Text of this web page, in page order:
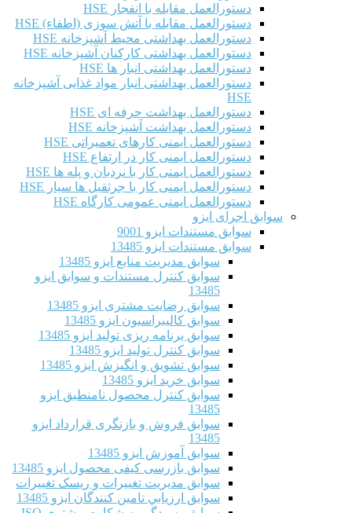
دستورالعمل مقابله با انفجار HSE
دستورالعمل مقابله با آتش سوزی (اطفاء) HSE
دستورالعمل بهداشتی محیط آشپزخانه HSE
دستورالعمل بهداشتی کارکنان آشپزخانه HSE
دستورالعمل بهداشتی انبار ها HSE
دستورالعمل بهداشتی انبار مواد غذایی آشپزخانه
HSE
دستورالعمل بهداشت حرفه ای HSE
دستورالعمل بهداشت آشپزخانه HSE
دستورالعمل ایمنی کارهای تعمیراتی HSE
دستورالعمل ایمنی کار در ارتفاع HSE
دستورالعمل ایمنی کار با نردبان و پله ها HSE
دستورالعمل ایمنی کار با جرثقیل ها سیار HSE
دستورالعمل ایمنی عمومی کارگاه HSE
سوابق اجرای ایزو
سوابق مستندات ایزو 9001
سوابق مستندات ایزو 13485
سوابق مدیریت منابع ایزو 13485
سوابق کنترل مستندات و سوابق ایزو
13485
سوابق رضایت مشتری ایزو 13485
سوابق كاليبراسيون ایزو 13485
سوابق برنامه ریزی تولید ایزو 13485
سوابق کنترل تولید ایزو 13485
سوابق تشویق و انگیزش ایزو 13485
سوابق خرید ایزو 13485
سوابق کنترل محصول نامنطبق ایزو
13485
سوابق فروش و بازنگری قرارداد ایزو
13485
سوابق آموزش ایزو 13485
سوابق بازرسی کیفی محصول ایزو 13485
سوابق مدیریت تغییرات و ریسک تغییرات
سوابق ارزيابي تامين كنندگان ایزو 13485